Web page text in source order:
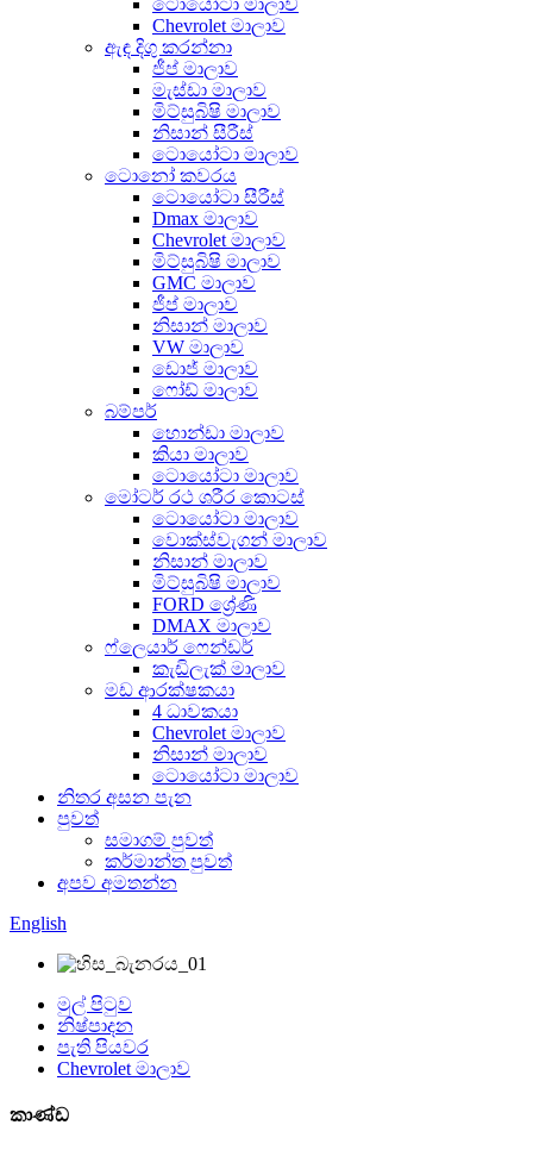
ටොයෝටා මාලාව
Chevrolet මාලාව
ඇඳ දිගු කරන්නා
ජීප් මාලාව
මැස්ඩා මාලාව
මිට්සුබිෂි මාලාව
නිසාන් සීරීස්
ටොයෝටා මාලාව
ටොනෝ කවරය
ටොයෝටා සීරීස්
Dmax මාලාව
Chevrolet මාලාව
මිට්සුබිෂි මාලාව
GMC මාලාව
ජීප් මාලාව
නිසාන් මාලාව
VW මාලාව
ඩොජ් මාලාව
ෆෝඩ් මාලාව
බම්පර්
හොන්ඩා මාලාව
කියා මාලාව
ටොයෝටා මාලාව
මෝටර් රථ ශරීර කොටස්
ටොයෝටා මාලාව
වොක්ස්වැගන් මාලාව
නිසාන් මාලාව
මිට්සුබිෂි මාලාව
FORD ශ්‍රේණි
DMAX මාලාව
ෆ්ලෙයාර් ෆෙන්ඩර්
කැඩිලැක් මාලාව
මඩ ආරක්ෂකයා
4 ධාවකයා
Chevrolet මාලාව
නිසාන් මාලාව
ටොයෝටා මාලාව
නිතර අසන පැන
පුවත්
සමාගම් පුවත්
කර්මාන්ත පුවත්
අපව අමතන්න
English
මුල් පිටුව
නිෂ්පාදන
පැති පියවර
Chevrolet මාලාව
කාණ්ඩ